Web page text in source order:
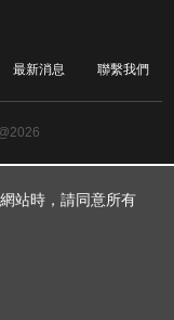
站時，請同意所有
最新消息 聯繫我們